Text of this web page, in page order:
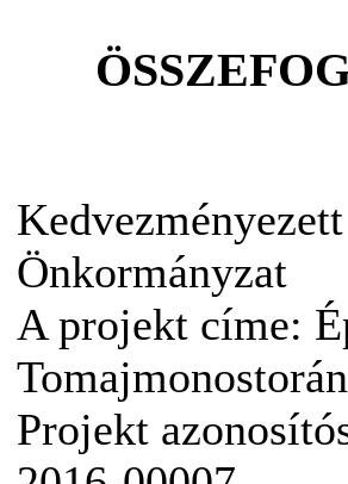
Önkormányzat
A projekt címe:
Tomajmonostorán
Projekt